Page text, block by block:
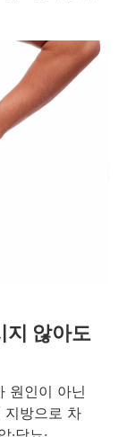
지 않아도
원인이 아닌
지방으로 차